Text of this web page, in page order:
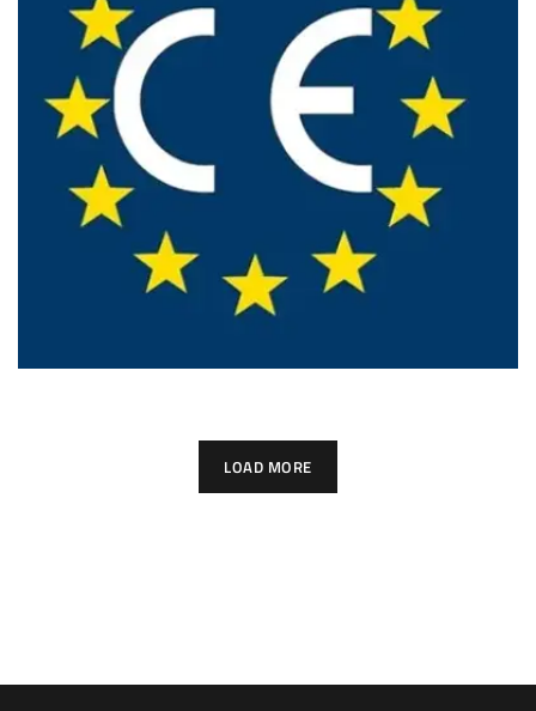
Certifikater
CERTIFIKATER
LOAD MORE